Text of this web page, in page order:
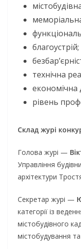
благоустрій;
технічна
економічна
рівень
Склад журі
Голова журі —
Управління
архітектури
Секретар журі —
категорії із
містобудівного
містобудування та